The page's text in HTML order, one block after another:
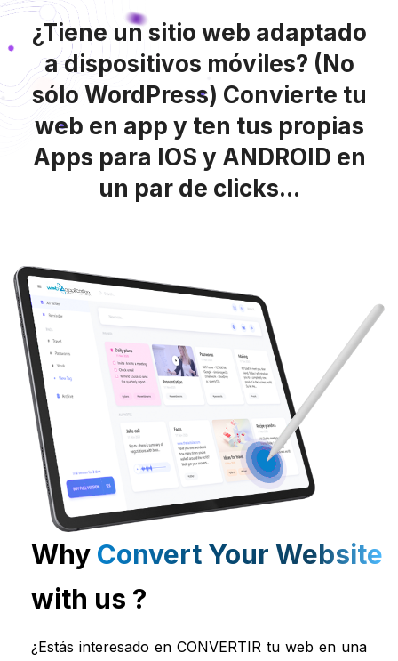
¿Tiene un sitio web adaptado
a dispositivos móviles? (No
sólo WordPress) Convierte tu
web en app y ten tus propias
Apps para IOS y ANDROID en
un par de clicks...
Why Convert Your Website
with us ?
¿Estás interesado en CONVERTIR tu web en una